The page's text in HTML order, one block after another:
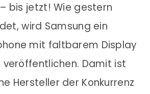
bis jetzt! Wie gestern
wird Samsung ein
mit faltbarem Display
veröffentlichen. Damit ist
Hersteller der Konkurrenz